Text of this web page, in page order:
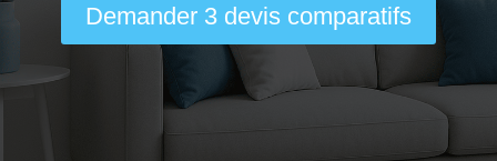
Demander 3 devis comparatifs